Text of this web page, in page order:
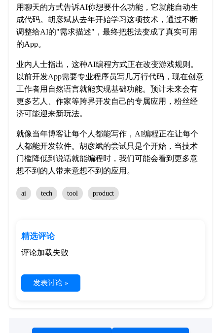
用聊天的方式告诉AI你想要什么功能，它就能自动生
成代码。胡彦斌从去年开始学习这项技术，通过不断
调整给AI的"需求描述"，最终把想法变成了真实可用
的App。
业内人士指出，这种AI编程方式正在改变游戏规则。
以前开发App需要专业程序员写几万行代码，现在创意
工作者用自然语言就能实现基础功能。预计未来会有
更多艺人、作家等跨界开发自己的专属应用，粉丝经
济可能迎来新玩法。
就像当年博客让每个人都能写作，AI编程正在让每个
人都能开发软件。胡彦斌的尝试只是个开始，当技术
门槛降低到说话就能编程时，我们可能会看到更多意
想不到的人带来意想不到的应用。
ai tech tool product
精选评论
评论加载失败
发表讨论 »